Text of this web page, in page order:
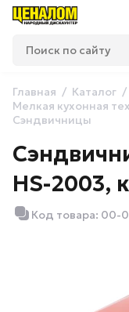
Главная Каталог
Мелкая кухонная
Сэндвичницы
HS-2003,
Код товара: 00-